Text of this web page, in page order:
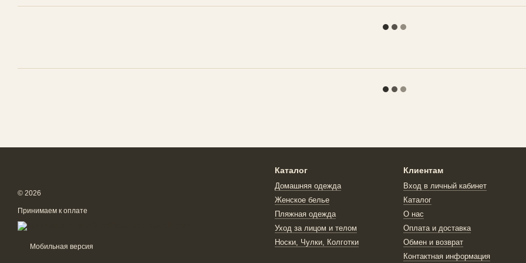
© 2026
Принимаем к оплате
Мобильная версия
Каталог
Домашняя одежда
Женское белье
Пляжная одежда
Уход за лицом и телом
Носки, Чулки, Колготки
Клиентам
Вход в личный кабинет
Каталог
О нас
Оплата и доставка
Обмен и возврат
Контактная информация